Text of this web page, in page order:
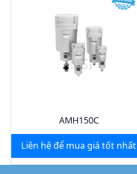
AMH150C
Liên hệ để mua giá tốt nhất